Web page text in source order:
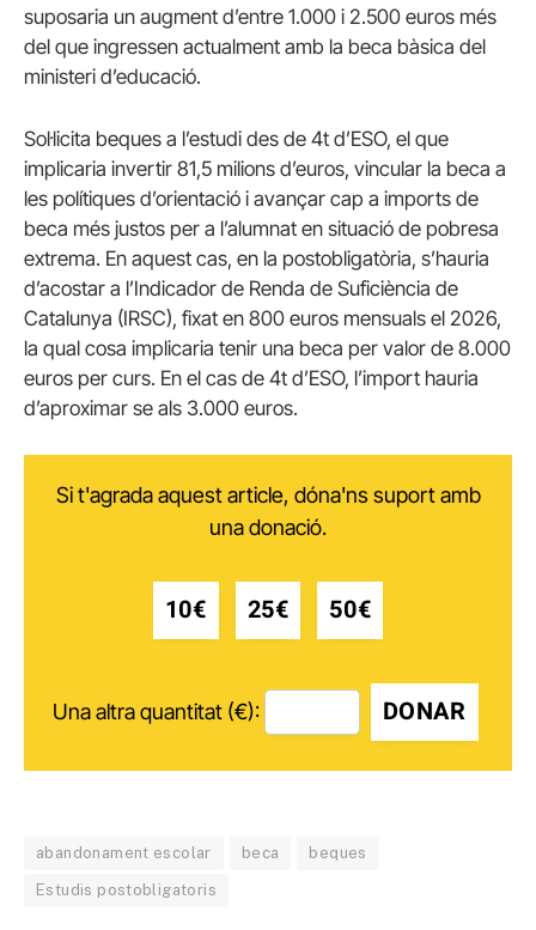
suposaria un augment d’entre 1.000 i 2.500 euros més
del que ingressen actualment amb la beca bàsica del
ministeri d’educació.
Sol·licita beques a l’estudi des de 4t d’ESO, el que
implicaria invertir 81,5 milions d’euros, vincular la beca a
les polítiques d’orientació i avançar cap a imports de
beca més justos per a l’alumnat en situació de pobresa
extrema. En aquest cas, en la postobligatòria, s’hauria
d’acostar a l’Indicador de Renda de Suficiència de
Catalunya (IRSC), fixat en 800 euros mensuals el 2026,
la qual cosa implicaria tenir una beca per valor de 8.000
euros per curs. En el cas de 4t d’ESO, l’import hauria
d’aproximar se als 3.000 euros.
Si t'agrada aquest article, dóna'ns suport amb
una donació.
10€ 25€ 50€
Una altra quantitat (€): DONAR
abandonament escolar beca beques
Estudis postobligatoris